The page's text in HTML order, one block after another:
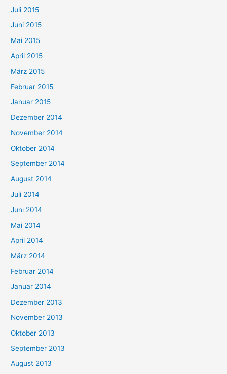
Juli 2015
Juni 2015
Mai 2015
April 2015
März 2015
Februar 2015
Januar 2015
Dezember 2014
November 2014
Oktober 2014
September 2014
August 2014
Juli 2014
Juni 2014
Mai 2014
April 2014
März 2014
Februar 2014
Januar 2014
Dezember 2013
November 2013
Oktober 2013
September 2013
August 2013